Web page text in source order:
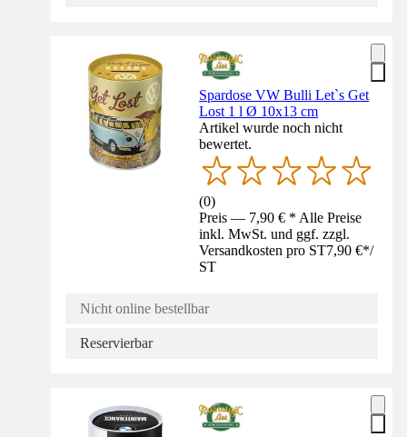
Spardose VW Bulli Let`s Get
Lost 1 l Ø 10x13 cm
Artikel wurde noch nicht
bewertet.
(0)
Preis — 7,90 € * Alle Preise
inkl. MwSt. und ggf. zzgl.
Versandkosten pro ST7,90 €*/
ST
Nicht online bestellbar
Reservierbar